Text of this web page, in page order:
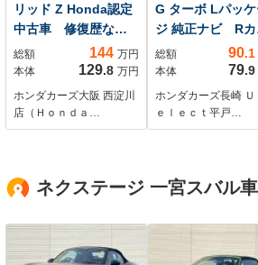
リッド Z Honda認定
中古車 修復歴な
し Honda販売店全
国保証1年 ワンオー
ナー 禁煙車 8イン
チナビ バックカメ
ラ ETC クルーズ
減装置 LEDヘッド
総額 144 万円
本体
129.8 万円
ホンダカーズ大阪 西淀川
店（Ｈｏｎｄａ…
G ターボ Lパッ
ジ 純正ナビ Rカ
ラ ブルートゥー
ス ワンセグ
総額 90.1
本体
79.9
ホンダカーズ長崎 Ｕ
ｅｌｅｃｔ平戸…
ネクステージ 一宮スバル